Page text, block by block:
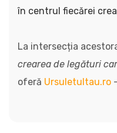
în centrul fiecărei
La intersecția
crearea de legături
oferă Ursuletultau.ro